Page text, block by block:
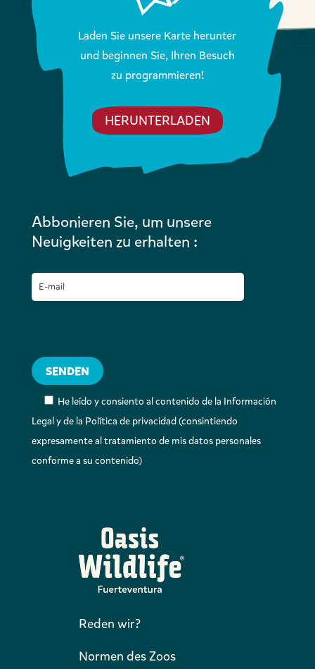
Laden Sie unsere Karte herunter
und beginnen Sie, Ihren Besuch
zu programmieren!
HERUNTERLADEN
Abbonieren Sie, um unsere
Neuigkeiten zu erhalten :
He leído y consiento al contenido de la Información
Legal y de la Política de privacidad (consintiendo
expresamente al tratamiento de mis datos personales
conforme a su contenido)
Reden wir?
Normen des Zoos